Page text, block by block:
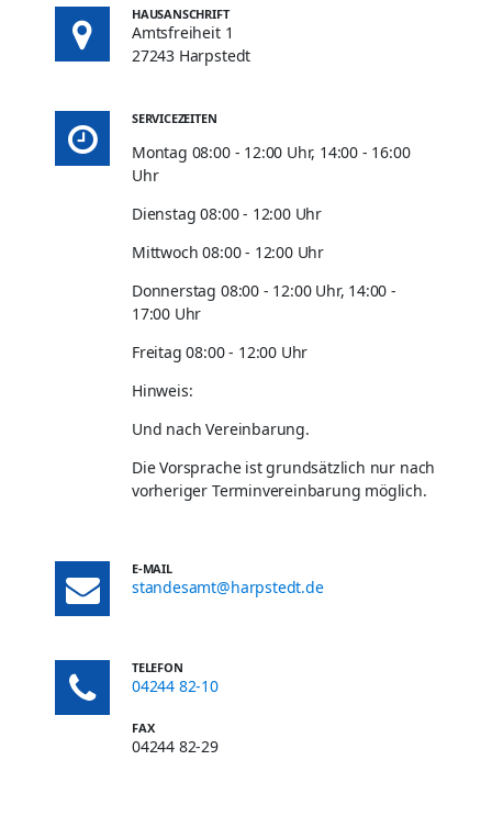
HAUSANSCHRIFT
Amtsfreiheit 1
27243 Harpstedt
SERVICEZEITEN
Montag 08:00 - 12:00 Uhr, 14:00 - 16:00
Uhr
Dienstag 08:00 - 12:00 Uhr
Mittwoch 08:00 - 12:00 Uhr
Donnerstag 08:00 - 12:00 Uhr, 14:00 -
17:00 Uhr
Freitag 08:00 - 12:00 Uhr
Hinweis:
Und nach Vereinbarung.
Die Vorsprache ist grundsätzlich nur nach
vorheriger Terminvereinbarung möglich.
E-MAIL
standesamt@harpstedt.de
TELEFON
04244 82-10
FAX
04244 82-29